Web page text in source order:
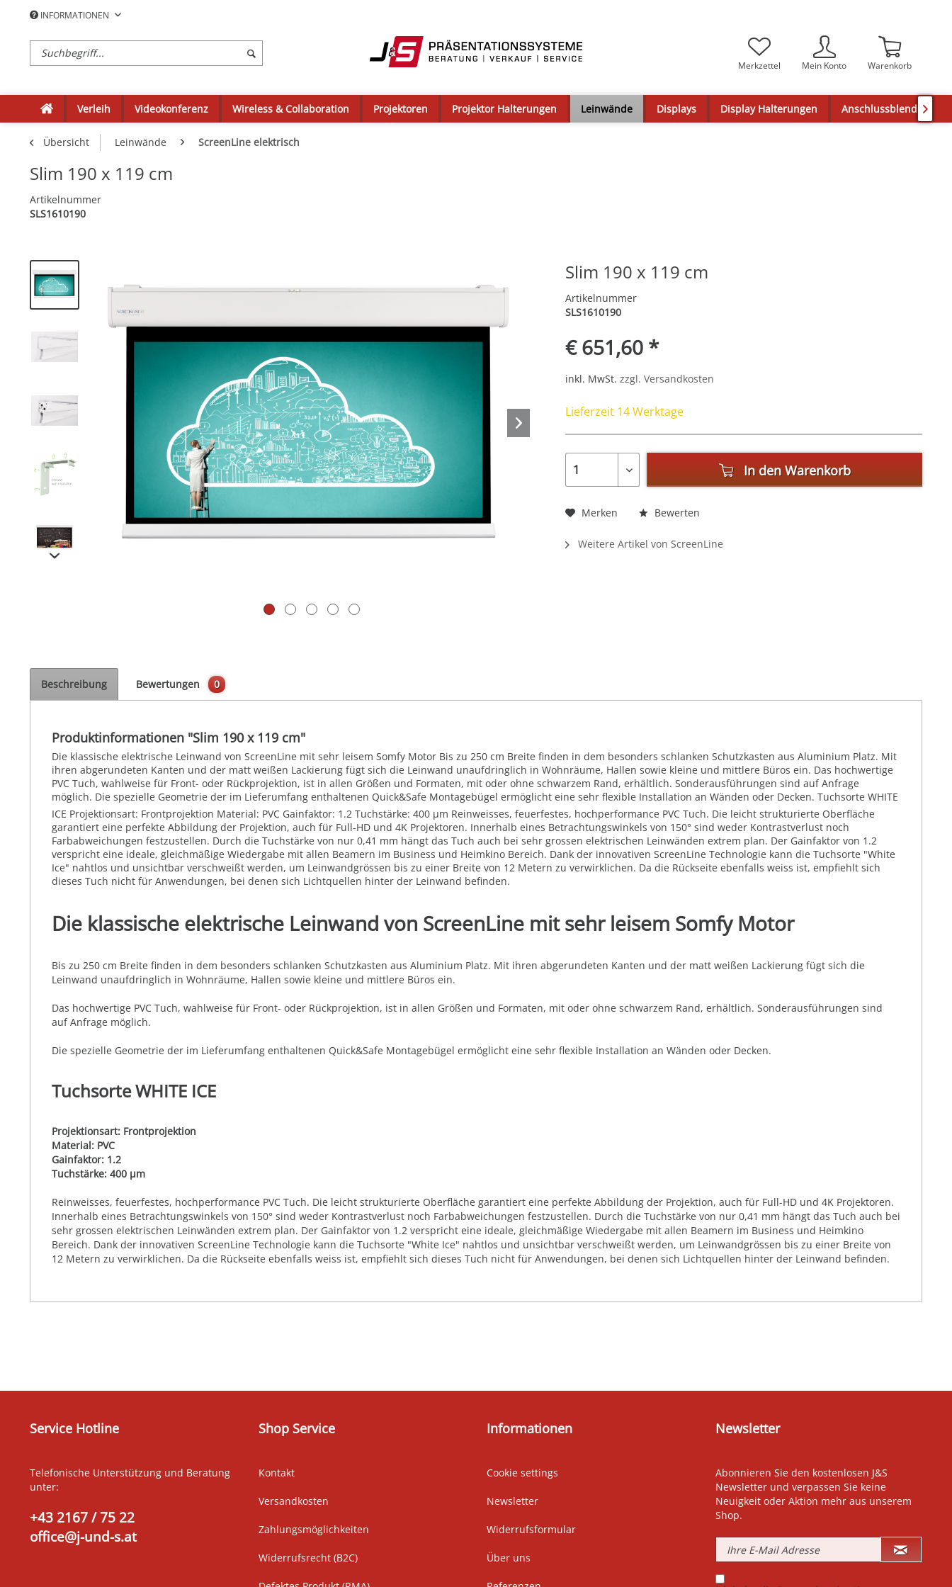
INFORMATIONEN
Merkzettel Mein Konto Warenkorb
Verleih Videokonferenz Wireless & Collaboration Projektoren Projektor Halterungen Leinwände Displays Display Halterungen Anschlussblenden

Übersicht Leinwände ScreenLine elektrisch
Slim 190 x 119 cm
Artikelnummer
SLS1610190
Slim 190 x 119 cm
Artikelnummer
SLS1610190
€ 651,60 *
inkl. MwSt. zzgl. Versandkosten
Lieferzeit 14 Werktage
In den Warenkorb
Merken Bewerten
Weitere Artikel von ScreenLine
Beschreibung Bewertungen 0
Produktinformationen "Slim 190 x 119 cm"
Die klassische elektrische Leinwand von ScreenLine mit sehr leisem Somfy Motor Bis zu 250 cm Breite finden in dem besonders schlanken Schutzkasten aus Aluminium Platz. Mit
ihren abgerundeten Kanten und der matt weißen Lackierung fügt sich die Leinwand unaufdringlich in Wohnräume, Hallen sowie kleine und mittlere Büros ein. Das hochwertige
PVC Tuch, wahlweise für Front- oder Rückprojektion, ist in allen Größen und Formaten, mit oder ohne schwarzem Rand, erhältlich. Sonderausführungen sind auf Anfrage
möglich. Die spezielle Geometrie der im Lieferumfang enthaltenen Quick&Safe Montagebügel ermöglicht eine sehr flexible Installation an Wänden oder Decken. Tuchsorte WHITE
ICE Projektionsart: Frontprojektion Material: PVC Gainfaktor: 1.2 Tuchstärke: 400 µm Reinweisses, feuerfestes, hochperformance PVC Tuch. Die leicht strukturierte Oberfläche
garantiert eine perfekte Abbildung der Projektion, auch für Full-HD und 4K Projektoren. Innerhalb eines Betrachtungswinkels von 150° sind weder Kontrastverlust noch
Farbabweichungen festzustellen. Durch die Tuchstärke von nur 0,41 mm hängt das Tuch auch bei sehr grossen elektrischen Leinwänden extrem plan. Der Gainfaktor von 1.2
verspricht eine ideale, gleichmäßige Wiedergabe mit allen Beamern im Business und Heimkino Bereich. Dank der innovativen ScreenLine Technologie kann die Tuchsorte "White
Ice" nahtlos und unsichtbar verschweißt werden, um Leinwandgrössen bis zu einer Breite von 12 Metern zu verwirklichen. Da die Rückseite ebenfalls weiss ist, empfiehlt sich
dieses Tuch nicht für Anwendungen, bei denen sich Lichtquellen hinter der Leinwand befinden.
Die klassische elektrische Leinwand von ScreenLine mit sehr leisem Somfy Motor
Bis zu 250 cm Breite finden in dem besonders schlanken Schutzkasten aus Aluminium Platz. Mit ihren abgerundeten Kanten und der matt weißen Lackierung fügt sich die
Leinwand unaufdringlich in Wohnräume, Hallen sowie kleine und mittlere Büros ein.
Das hochwertige PVC Tuch, wahlweise für Front- oder Rückprojektion, ist in allen Größen und Formaten, mit oder ohne schwarzem Rand, erhältlich. Sonderausführungen sind
auf Anfrage möglich.
Die spezielle Geometrie der im Lieferumfang enthaltenen Quick&Safe Montagebügel ermöglicht eine sehr flexible Installation an Wänden oder Decken.
Tuchsorte WHITE ICE
Projektionsart: Frontprojektion
Material: PVC
Gainfaktor: 1.2
Tuchstärke: 400 µm
Reinweisses, feuerfestes, hochperformance PVC Tuch. Die leicht strukturierte Oberfläche garantiert eine perfekte Abbildung der Projektion, auch für Full-HD und 4K Projektoren.
Innerhalb eines Betrachtungswinkels von 150° sind weder Kontrastverlust noch Farbabweichungen festzustellen. Durch die Tuchstärke von nur 0,41 mm hängt das Tuch auch bei
sehr grossen elektrischen Leinwänden extrem plan. Der Gainfaktor von 1.2 verspricht eine ideale, gleichmäßige Wiedergabe mit allen Beamern im Business und Heimkino
Bereich. Dank der innovativen ScreenLine Technologie kann die Tuchsorte "White Ice" nahtlos und unsichtbar verschweißt werden, um Leinwandgrössen bis zu einer Breite von
12 Metern zu verwirklichen. Da die Rückseite ebenfalls weiss ist, empfiehlt sich dieses Tuch nicht für Anwendungen, bei denen sich Lichtquellen hinter der Leinwand befinden.
Service Hotline
Telefonische Unterstützung und Beratung
unter:
+43 2167 / 75 22
office@j-und-s.at
Shop Service
Kontakt
Versandkosten
Zahlungsmöglichkeiten
Widerrufsrecht (B2C)
Informationen
Cookie settings
Newsletter
Widerrufsformular
Über uns
Newsletter
Abonnieren Sie den kostenlosen J&S
Newsletter und verpassen Sie keine
Neuigkeit oder Aktion mehr aus unserem
Shop.